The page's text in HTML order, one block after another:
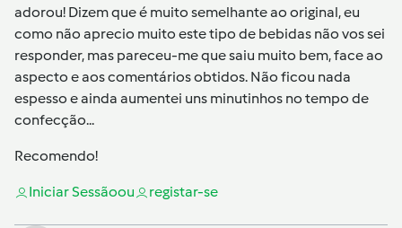
adorou! Dizem que é muito semelhante ao original, eu
como não aprecio muito este tipo de bebidas não vos sei
responder, mas pareceu-me que saiu muito bem, face ao
aspecto e aos comentários obtidos. Não ficou nada
espesso e ainda aumentei uns minutinhos no tempo de
confecção...
Recomendo!
Iniciar Sessãoou registar-se